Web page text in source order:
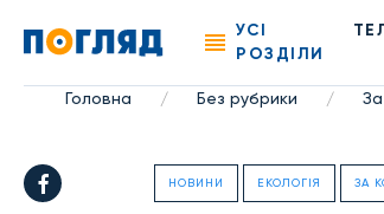
УСІ
РОЗДІЛИ
Головна / Без рубрики /
НОВИНИ ЕКОЛОГІЯ ЗА